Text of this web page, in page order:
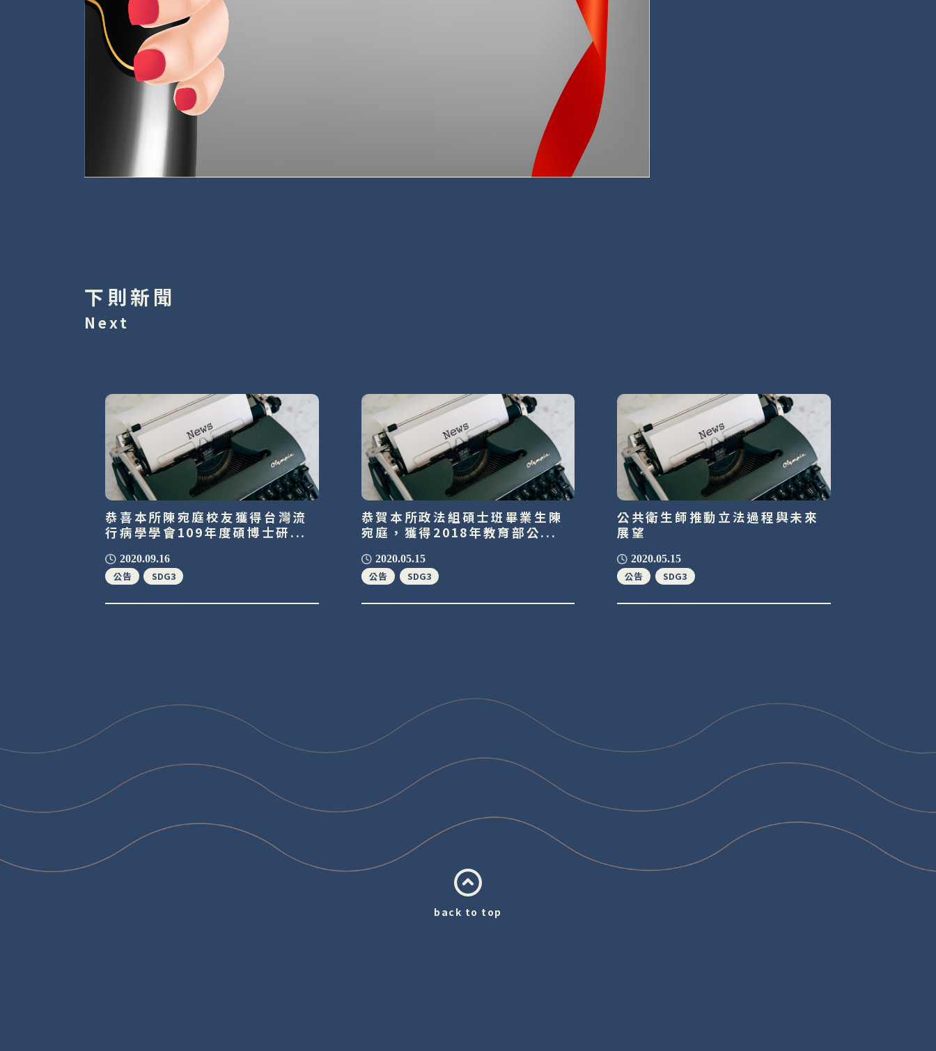
下則新聞
Next
恭喜本所陳宛庭校友獲得台灣流
行病學學會109年度碩博士研...
2020.09.16
公告 SDG3
恭賀本所政法組碩士班畢業生陳
宛庭，獲得2018年教育部公...
2020.05.15
公告 SDG3
公共衛生師推動立法過程與未來
展望
2020.05.15
公告 SDG3
back to top